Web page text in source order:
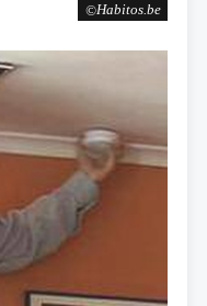
Habitos.be